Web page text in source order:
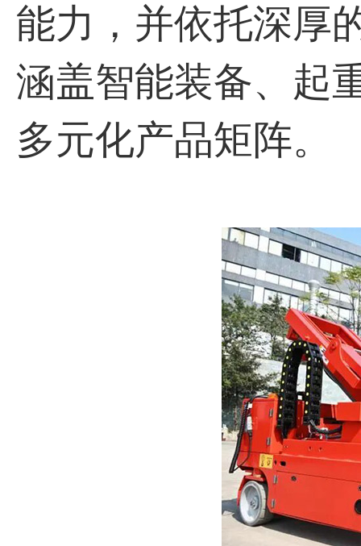
能⼒，并依托深厚
涵盖智能装备、起
多元化产品矩阵。